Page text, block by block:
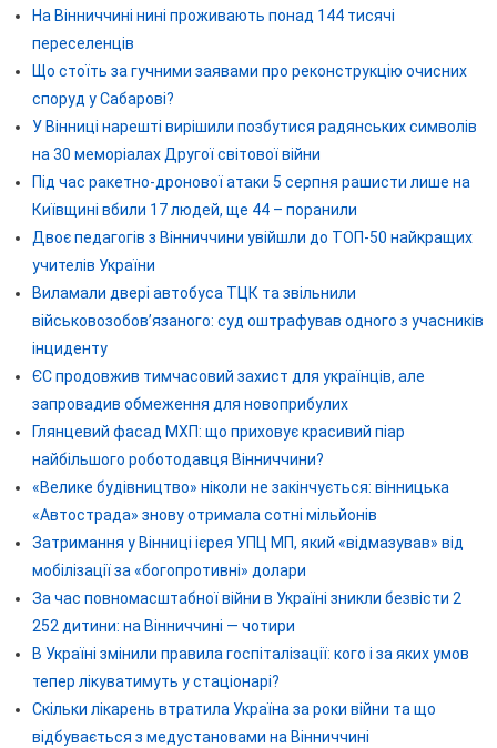
На Вінниччині нині проживають понад 144 тисячі
переселенців
Що стоїть за гучними заявами про реконструкцію очисних
споруд у Сабарові?
У Вінниці нарешті вирішили позбутися радянських символів
на 30 меморіалах Другої світової війни
Під час ракетно-дронової атаки 5 серпня рашисти лише на
Київщині вбили 17 людей, ще 44 – поранили
Двоє педагогів з Вінниччини увійшли до ТОП-50 найкращих
учителів України
Виламали двері автобуса ТЦК та звільнили
військовозобов’язаного: суд оштрафував одного з учасників
інциденту
ЄС продовжив тимчасовий захист для українців, але
запровадив обмеження для новоприбулих
Глянцевий фасад МХП: що приховує красивий піар
найбільшого роботодавця Вінниччини?
«Велике будівництво» ніколи не закінчується: вінницька
«Автострада» знову отримала сотні мільйонів
Затримання у Вінниці ієрея УПЦ МП, який «відмазував» від
мобілізації за «богопротивні» долари
За час повномасштабної війни в Україні зникли безвісти 2
252 дитини: на Вінниччині — чотири
В Україні змінили правила госпіталізації: кого і за яких умов
тепер лікуватимуть у стаціонарі?
Скільки лікарень втратила Україна за роки війни та що
відбувається з медустановами на Вінниччині